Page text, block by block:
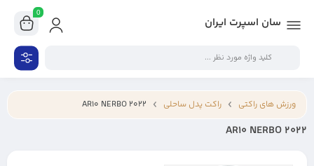
سان اسپرت ایران
0
ورزش های راکتی راکت پدل ساحلی AR10 NERBO 2022
AR10 NERBO 2022